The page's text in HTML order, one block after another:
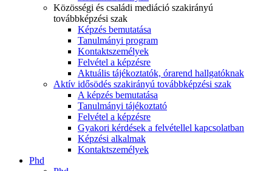
Közösségi és családi mediáció szakirányú
továbbképzési szak
Képzés bemutatása
Tanulmányi program
Kontaktszemélyek
Felvétel a képzésre
Aktuális tájékoztatók, órarend hallgatóknak
Aktív idősödés szakirányú továbbképzési szak
A képzés bemutatása
Tanulmányi tájékoztató
Felvétel a képzésre
Gyakori kérdések a felvétellel kapcsolatban
Képzési alkalmak
Kontaktszemélyek
Phd